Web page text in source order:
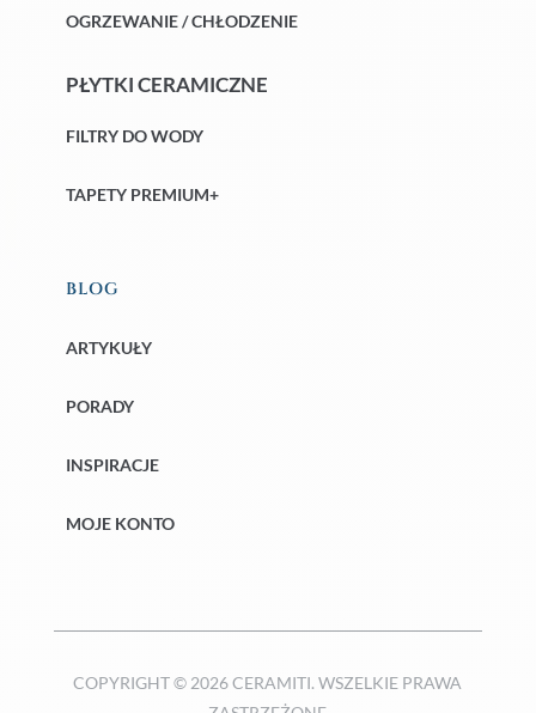
OGRZEWANIE / CHŁODZENIE
PŁYTKI CERAMICZNE
FILTRY DO WODY
TAPETY PREMIUM+
BLOG
ARTYKUŁY
PORADY
INSPIRACJE
MOJE KONTO
COPYRIGHT © 2026 CERAMITI. WSZELKIE PRAWA